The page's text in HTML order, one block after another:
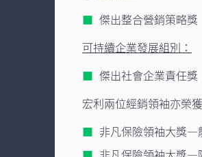
傑出整合營銷策略獎
可持續企業發展組別：
傑出社會企業責任獎
宏利兩位經銷領袖亦榮
非凡保險領袖大獎—